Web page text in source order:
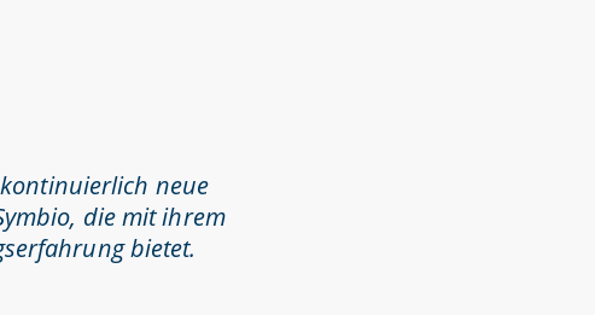
neue
die mit ihrem
bietet.